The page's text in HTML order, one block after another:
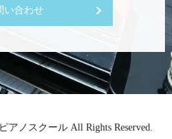
い合わせ
ノスクール All Rights Reserved.